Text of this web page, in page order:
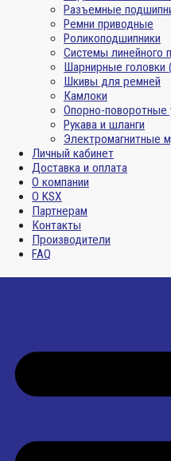
Разъемные
Ремни приводные
Роликоподшипники
Системы линейного
Шарнирные головки
Шкивы для ремней
Камлоки
Опорно-поворотные
Рукава и шланги
Электромагнитные
Личный кабинет
Доставка и оплата
О компании
О KSX
Партнерам
Контакты
Производители
FAQ